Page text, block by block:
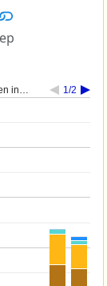
in… 1/2